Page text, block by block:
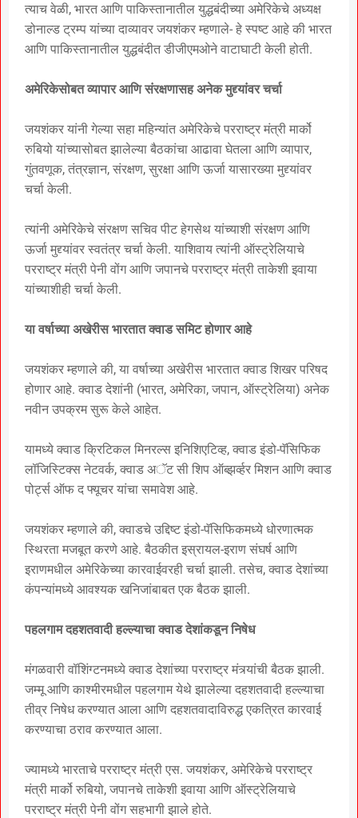
त्याच वेळी, भारत आणि पाकिस्तानातील युद्धबंदीच्या अमेरिकेचे अध्यक्ष
डोनाल्ड ट्रम्प यांच्या दाव्यावर जयशंकर म्हणाले- हे स्पष्ट आहे की भारत
आणि पाकिस्तानातील युद्धबंदीत डीजीएमओने वाटाघाटी केली होती.
अमेरिकेसोबत व्यापार आणि संरक्षणासह अनेक मुद्द्यांवर चर्चा
जयशंकर यांनी गेल्या सहा महिन्यांत अमेरिकेचे परराष्ट्र मंत्री मार्को
रुबियो यांच्यासोबत झालेल्या बैठकांचा आढावा घेतला आणि व्यापार,
गुंतवणूक, तंत्रज्ञान, संरक्षण, सुरक्षा आणि ऊर्जा यासारख्या मुद्द्यांवर
चर्चा केली.
त्यांनी अमेरिकेचे संरक्षण सचिव पीट हेगसेथ यांच्याशी संरक्षण आणि
ऊर्जा मुद्द्यांवर स्वतंत्र चर्चा केली. याशिवाय त्यांनी ऑस्ट्रेलियाचे
परराष्ट्र मंत्री पेनी वोंग आणि जपानचे परराष्ट्र मंत्री ताकेशी इवाया
यांच्याशीही चर्चा केली.
या वर्षाच्या अखेरीस भारतात क्वाड समिट होणार आहे
जयशंकर म्हणाले की, या वर्षाच्या अखेरीस भारतात क्वाड शिखर परिषद
होणार आहे. क्वाड देशांनी (भारत, अमेरिका, जपान, ऑस्ट्रेलिया) अनेक
नवीन उपक्रम सुरू केले आहेत.
यामध्ये क्वाड क्रिटिकल मिनरल्स इनिशिएटिव्ह, क्वाड इंडो-पॅसिफिक
लॉजिस्टिक्स नेटवर्क, क्वाड अॅट सी शिप ऑब्झर्व्हर मिशन आणि क्वाड
पोर्ट्स ऑफ द फ्यूचर यांचा समावेश आहे.
जयशंकर म्हणाले की, क्वाडचे उद्दिष्ट इंडो-पॅसिफिकमध्ये धोरणात्मक
स्थिरता मजबूत करणे आहे. बैठकीत इस्रायल-इराण संघर्ष आणि
इराणमधील अमेरिकेच्या कारवाईवरही चर्चा झाली. तसेच, क्वाड देशांच्या
कंपन्यांमध्ये आवश्यक खनिजांबाबत एक बैठक झाली.
पहलगाम दहशतवादी हल्ल्याचा क्वाड देशांकडून निषेध
मंगळवारी वॉशिंग्टनमध्ये क्वाड देशांच्या परराष्ट्र मंत्र्यांची बैठक झाली.
जम्मू आणि काश्मीरमधील पहलगाम येथे झालेल्या दहशतवादी हल्ल्याचा
तीव्र निषेध करण्यात आला आणि दहशतवादाविरुद्ध एकत्रित कारवाई
करण्याचा ठराव करण्यात आला.
ज्यामध्ये भारताचे परराष्ट्र मंत्री एस. जयशंकर, अमेरिकेचे परराष्ट्र
मंत्री मार्को रुबियो, जपानचे ताकेशी इवाया आणि ऑस्ट्रेलियाचे
परराष्ट्र मंत्री पेनी वोंग सहभागी झाले होते.